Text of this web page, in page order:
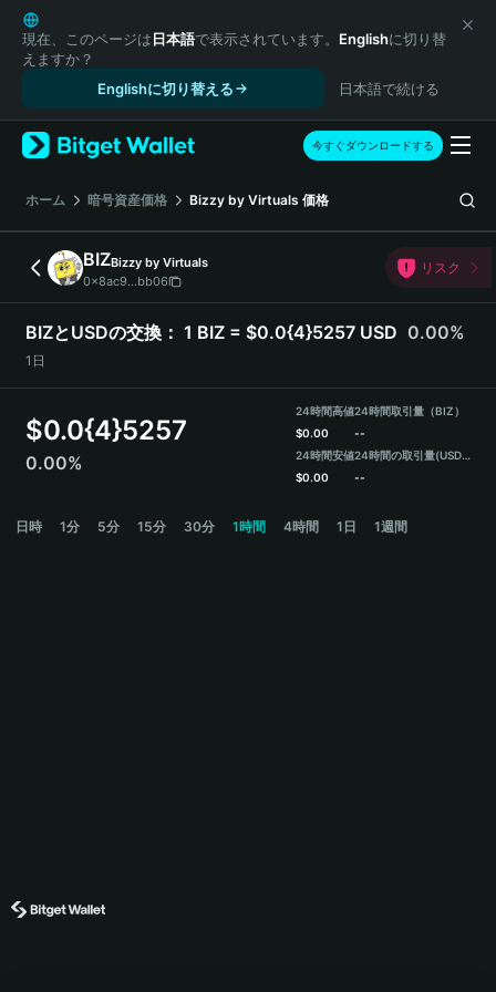
English
日本語
Tiếng Việt
Español (Latinoamérica)
Türkçe
Français
Deutsch
简体中文
繁體中文
Português (Portugal)
Bahasa Indonesia
ภาษาไทย
हिन्दी
Español
Português (Brasil)
現在、このページは日本語で表示されています。 Englishに切り替
えますか？
Englishに切り替える
日本語で続ける
今すぐダウンロードする
ホーム 暗号資産価格 Bizzy by Virtuals 価格
BIZBizzy by Virtuals
0x8ac9...bb06
リスク
BIZとUSDの交換： 1 BIZ = $0.0{4}5257 USD 0.00%
1日
$0.0{4}5257
0.00%
24時間高値
$0.00
24時間安値
$0.00
24時間取引量（BIZ）
--
24時間の取引量(USDT)
--
日時 1分 5分 15分 30分 1時間 4時間 1日 1週間